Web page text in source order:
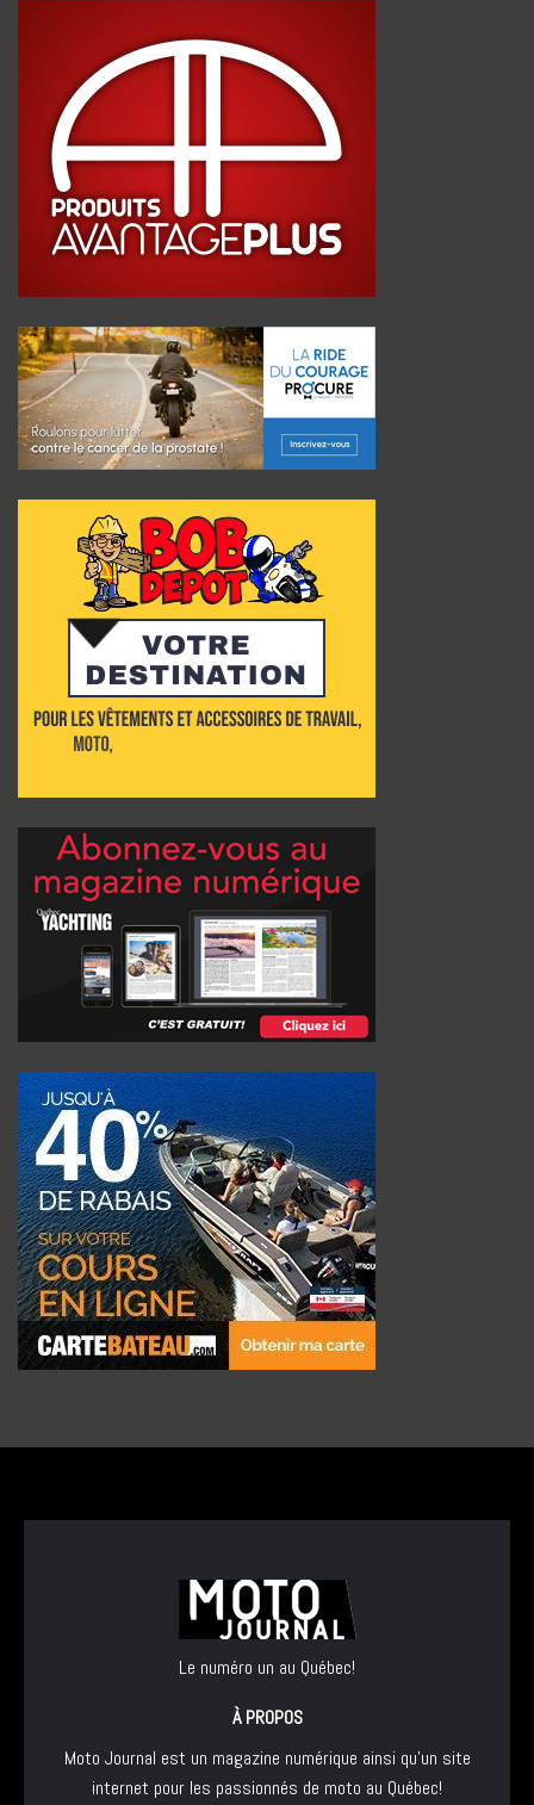
Le numéro un au Québec!
À PROPOS
Moto Journal est un magazine numérique ainsi qu'un site
internet pour les passionnés de moto au Québec!